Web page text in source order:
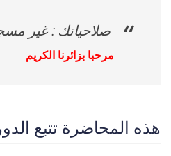
صلاحياتك : غير
مرحبا بزائرنا الكريم
هذه المحاضرة تتبع